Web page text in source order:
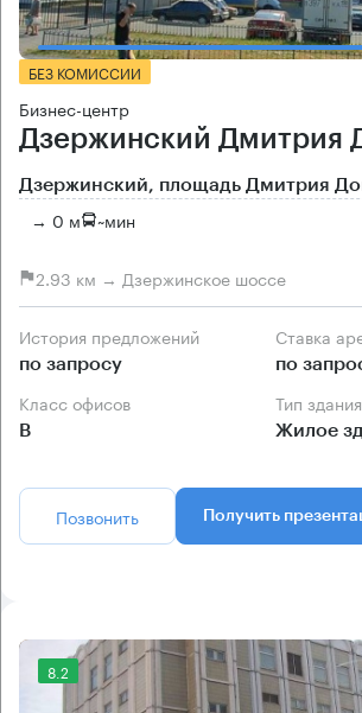
БЕЗ КОМИССИИ
Бизнес-центр
Дзержинский Дмитрия
Дзержинский, площадь Дмитрия
→ 0 м ~мин
2.93 км → Дзержинское шоссе
История предложений
по запросу
Ставка
по
Класс офисов
B
Тип здания
Жилое
Позвонить Получить
8.2